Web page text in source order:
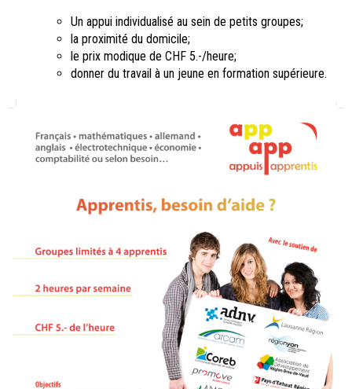
Un appui individualisé au sein de petits groupes;
la proximité du domicile;
le prix modique de CHF 5.-/heure;
donner du travail à un jeune en formation supérieure.